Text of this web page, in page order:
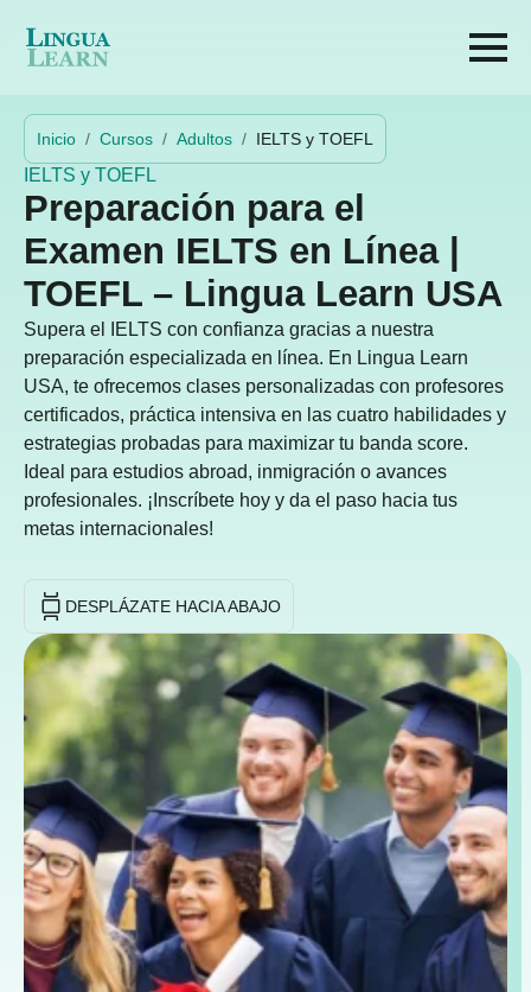
Inicio Cursos Adultos IELTS y TOEFL
IELTS y TOEFL
Preparación para el
Examen IELTS en Línea |
TOEFL – Lingua Learn USA
Supera el IELTS con confianza gracias a nuestra
preparación especializada en línea. En Lingua Learn
USA, te ofrecemos clases personalizadas con profesores
certificados, práctica intensiva en las cuatro habilidades y
estrategias probadas para maximizar tu banda score.
Ideal para estudios abroad, inmigración o avances
profesionales. ¡Inscríbete hoy y da el paso hacia tus
metas internacionales!
DESPLÁZATE HACIA ABAJO